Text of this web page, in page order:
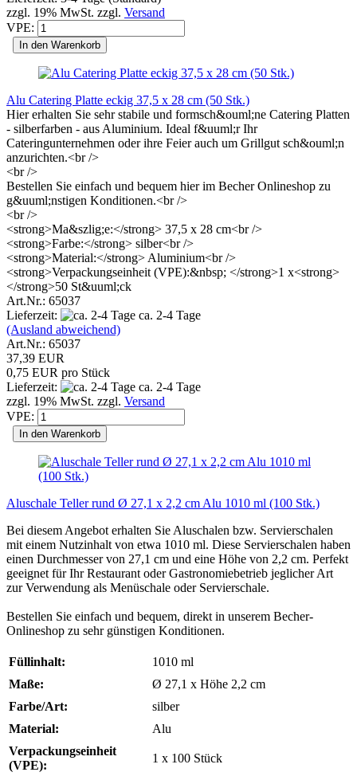
zzgl. 19% MwSt. zzgl. Versand
VPE:
In den Warenkorb
Alu Catering Platte eckig 37,5 x 28 cm (50 Stk.)
Hier erhalten Sie sehr stabile und formsch&ouml;ne Catering Platten
- silberfarben - aus Aluminium. Ideal f&uuml;r Ihr
Cateringunternehmen oder ihre Feier auch um Grillgut sch&ouml;n
anzurichten.<br />
<br />
Bestellen Sie einfach und bequem hier im Becher Onlineshop zu
g&uuml;nstigen Konditionen.<br />
<br />
<strong>Ma&szlig;e:</strong> 37,5 x 28 cm<br />
<strong>Farbe:</strong> silber<br />
<strong>Material:</strong> Aluminium<br />
<strong>Verpackungseinheit (VPE):&nbsp; </strong>1 x<strong>
</strong>50 St&uuml;ck
Art.Nr.: 65037
Lieferzeit:
ca. 2-4 Tage
(Ausland abweichend)
Art.Nr.: 65037
37,39 EUR
0,75 EUR pro Stück
Lieferzeit:
ca. 2-4 Tage
zzgl. 19% MwSt. zzgl. Versand
VPE:
In den Warenkorb
Aluschale Teller rund Ø 27,1 x 2,2 cm Alu 1010 ml (100 Stk.)
Bei diesem Angebot erhalten Sie Aluschalen bzw. Servierschalen
mit einem Nutzinhalt von etwa 1010 ml. Diese Servierschalen haben
einen Durchmesser von 27,1 cm und eine Höhe von 2,2 cm. Perfekt
geeignet für Ihr Restaurant oder Gastronomiebetrieb jeglicher Art
zur Verwendung als Menüschale oder Servierschale.
Bestellen Sie einfach und bequem, direkt in unserem Becher-
Onlineshop zu sehr günstigen Konditionen.
Füllinhalt:
1010 ml
Maße:
Ø 27,1 x Höhe 2,2 cm
Farbe/Art:
silber
Material:
Alu
Verpackungseinheit
(VPE):
1 x 100 Stück